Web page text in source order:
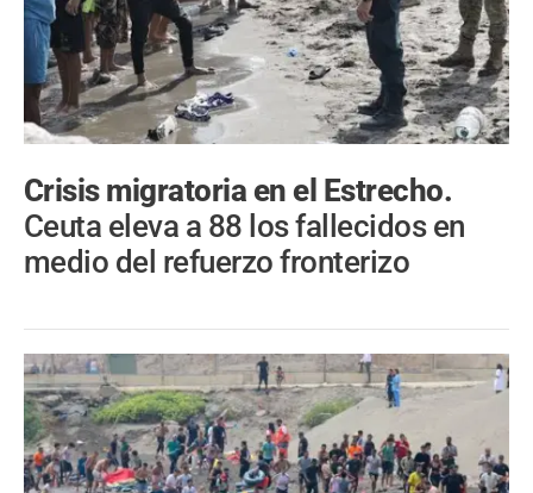
Crisis migratoria en el Estrecho.
Ceuta eleva a 88 los fallecidos en
medio del refuerzo fronterizo